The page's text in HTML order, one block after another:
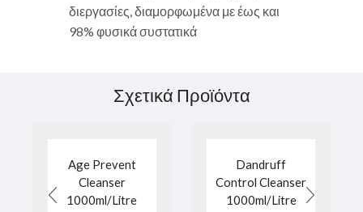
διεργασίες, διαμορφωμένα με έως και
98% φυσικά συστατικά
Σχετικά Προϊόντα
Age Prevent
Cleanser
1000ml/Litre
Dandruff
Control Cleanser
1000ml/Litre